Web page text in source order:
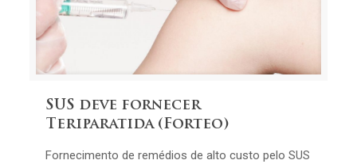
SUS deve fornecer
Teriparatida (Forteo)
Fornecimento de remédios de alto custo pelo SUS